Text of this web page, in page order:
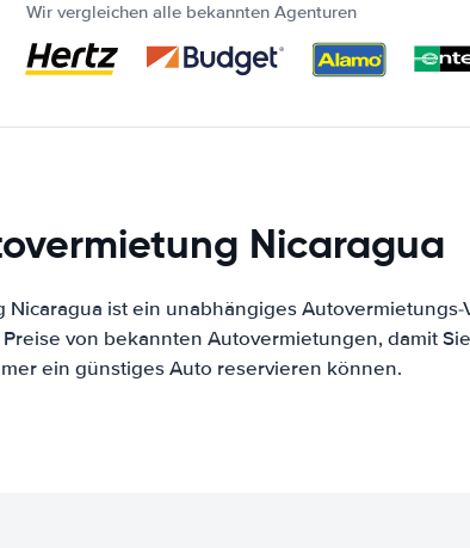
Wir vergleichen alle bekannten Agenturen
Nicaragua
Nicaragua ist ein unabhängiges
von bekannten Autovermietungen, damit
ein günstiges Auto reservieren können.